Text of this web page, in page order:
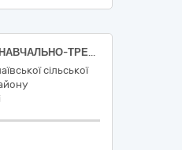
ПОСЛУГИ З ПРОВЕДЕННЯ НАВЧАЛЬНО-ТРЕНУВАЛЬНИХ ЗБОРІВ ВІДПОВІДНО ПЕРЕЛІКУ ЗАВДАНЬ ТА ЗАХОДІВ «ПРОГРАМИ РОЗВИТКУ ФІЗИЧНОЇ КУЛЬТУРИ ТА СПОРТУ В МИКОЛАЇВСЬКІЙ СІЛЬСЬКІЙ РАДІ НА 2025-2027 РОКИ»
сільської